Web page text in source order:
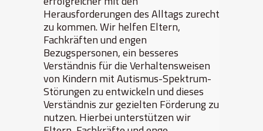
Herausforderungen des Alltags zurecht
zu kommen. Wir helfen Eltern,
Fachkräften und engen
Bezugspersonen, ein besseres
Verständnis für die Verhaltensweisen
von Kindern mit Autismus-Spektrum-
Störungen zu entwickeln und dieses
Verständnis zur gezielten Förderung zu
nutzen. Hierbei unterstützen wir